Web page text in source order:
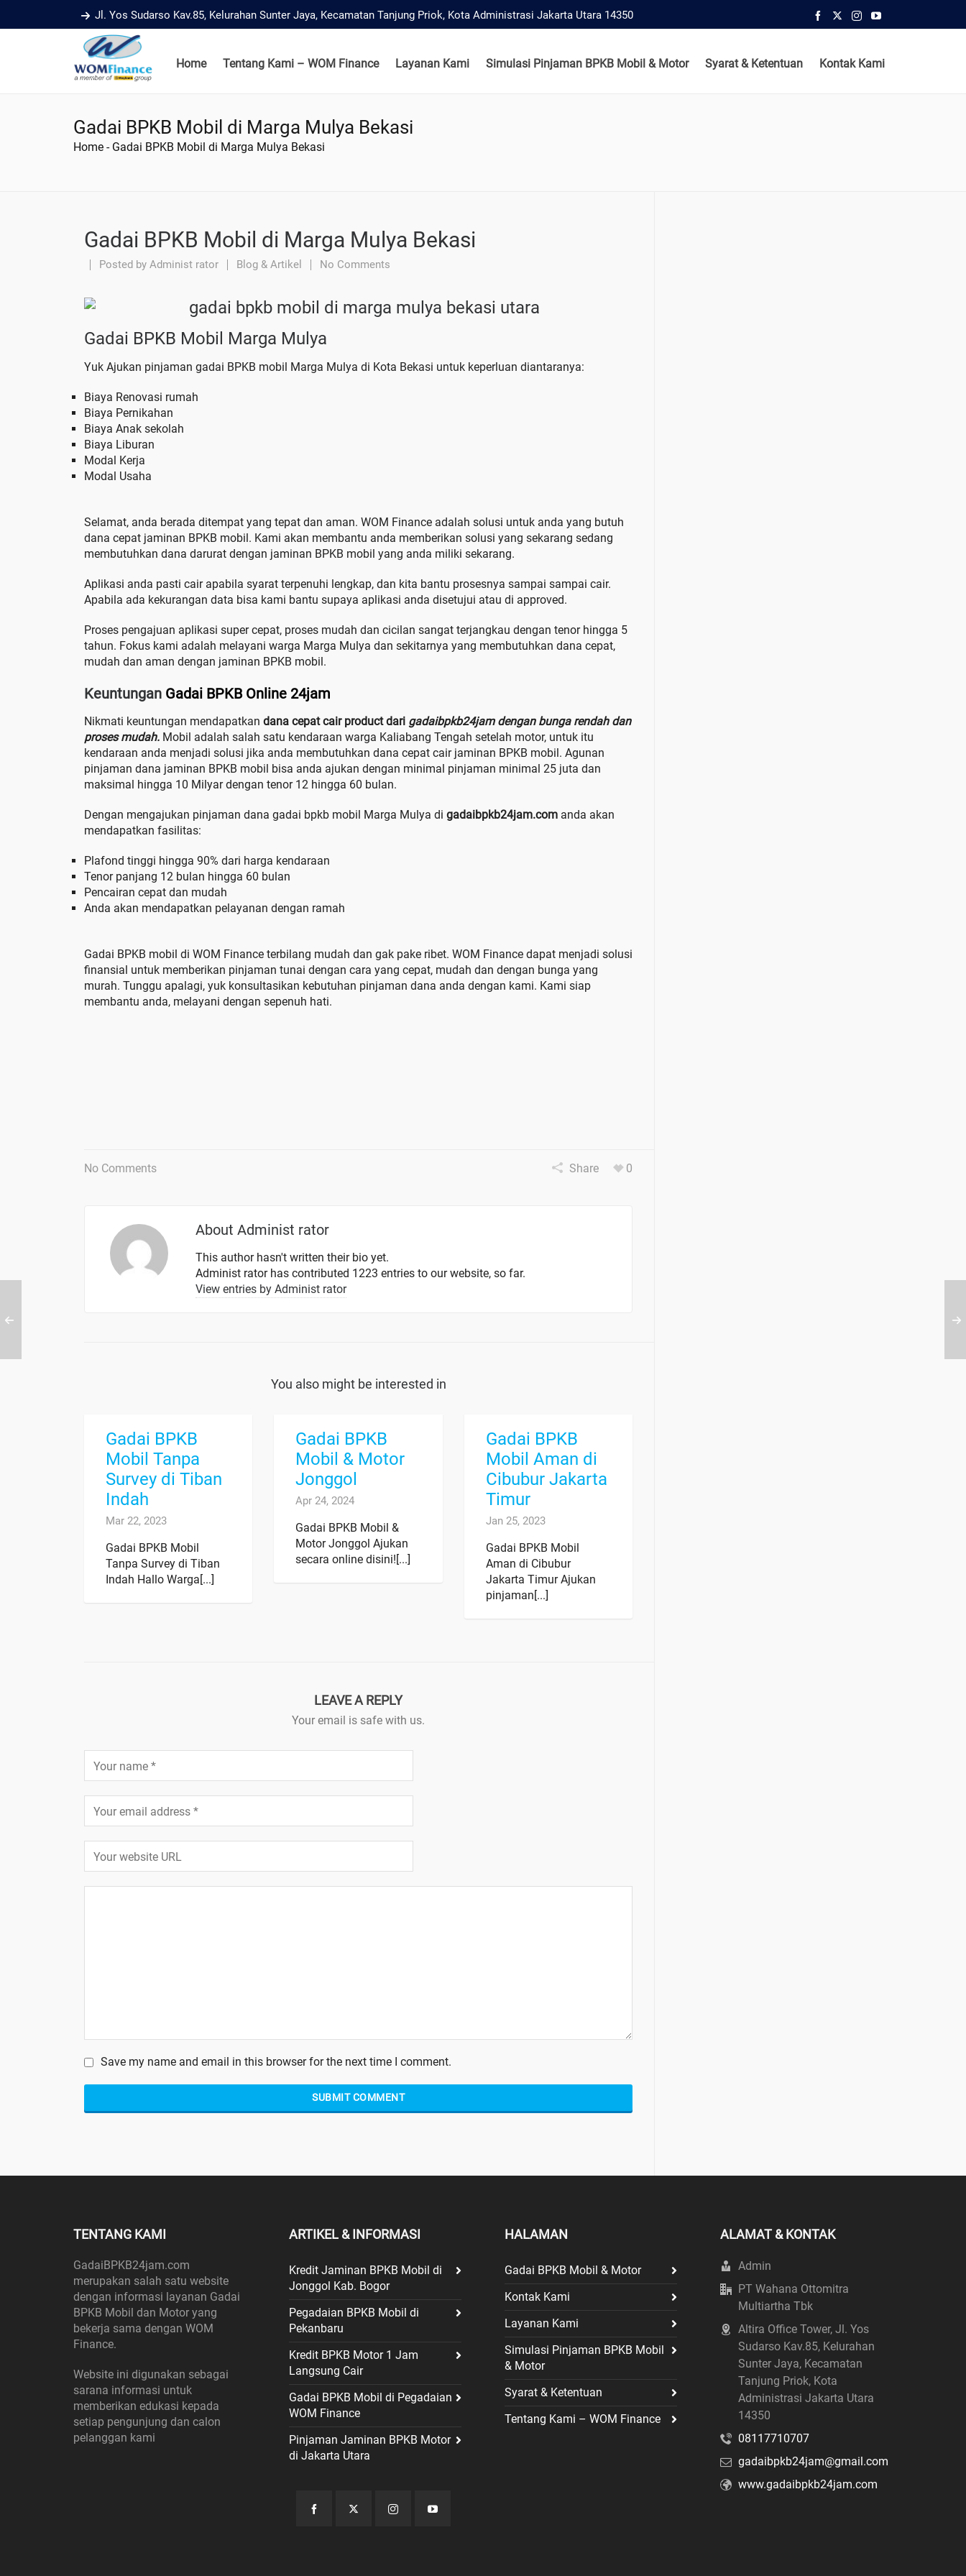
Jl. Yos Sudarso Kav.85, Kelurahan Sunter Jaya, Kecamatan Tanjung Priok, Kota Administrasi Jakarta Utara 14350
Home Tentang Kami – WOM Finance Layanan Kami Simulasi Pinjaman BPKB Mobil & Motor Syarat & Ketentuan Kontak Kami
Gadai BPKB Mobil di Marga Mulya Bekasi
Home - Gadai BPKB Mobil di Marga Mulya Bekasi
Gadai BPKB Mobil di Marga Mulya Bekasi
Posted by Administ rator Blog & Artikel No Comments
Gadai BPKB Mobil Marga Mulya
Yuk Ajukan pinjaman gadai BPKB mobil Marga Mulya di Kota Bekasi untuk keperluan diantaranya:
Biaya Renovasi rumah
Biaya Pernikahan
Biaya Anak sekolah
Biaya Liburan
Modal Kerja
Modal Usaha
Selamat, anda berada ditempat yang tepat dan aman. WOM Finance adalah solusi untuk anda yang butuh
dana cepat jaminan BPKB mobil. Kami akan membantu anda memberikan solusi yang sekarang sedang
membutuhkan dana darurat dengan jaminan BPKB mobil yang anda miliki sekarang.
Aplikasi anda pasti cair apabila syarat terpenuhi lengkap, dan kita bantu prosesnya sampai sampai cair.
Apabila ada kekurangan data bisa kami bantu supaya aplikasi anda disetujui atau di approved.
Proses pengajuan aplikasi super cepat, proses mudah dan cicilan sangat terjangkau dengan tenor hingga 5
tahun. Fokus kami adalah melayani warga Marga Mulya dan sekitarnya yang membutuhkan dana cepat,
mudah dan aman dengan jaminan BPKB mobil.
Keuntungan Gadai BPKB Online 24jam
Nikmati keuntungan mendapatkan dana cepat cair product dari gadaibpkb24jam dengan bunga rendah dan
proses mudah. Mobil adalah salah satu kendaraan warga Kaliabang Tengah setelah motor, untuk itu
kendaraan anda menjadi solusi jika anda membutuhkan dana cepat cair jaminan BPKB mobil. Agunan
pinjaman dana jaminan BPKB mobil bisa anda ajukan dengan minimal pinjaman minimal 25 juta dan
maksimal hingga 10 Milyar dengan tenor 12 hingga 60 bulan.
Dengan mengajukan pinjaman dana gadai bpkb mobil Marga Mulya di gadaibpkb24jam.com anda akan
mendapatkan fasilitas:
Plafond tinggi hingga 90% dari harga kendaraan
Tenor panjang 12 bulan hingga 60 bulan
Pencairan cepat dan mudah
Anda akan mendapatkan pelayanan dengan ramah
Gadai BPKB mobil di WOM Finance terbilang mudah dan gak pake ribet. WOM Finance dapat menjadi solusi
finansial untuk memberikan pinjaman tunai dengan cara yang cepat, mudah dan dengan bunga yang
murah. Tunggu apalagi, yuk konsultasikan kebutuhan pinjaman dana anda dengan kami. Kami siap
membantu anda, melayani dengan sepenuh hati.
No Comments Share 0
About Administ rator
This author hasn't written their bio yet.
Administ ratorhas contributed 1223 entries to our website, so far.
View entries by Administ rator
You also might be interested in
Gadai BPKB
Mobil Tanpa
Survey di Tiban
Indah
Mar 22, 2023
Gadai BPKB Mobil
Tanpa Survey di Tiban
Indah Hallo Warga[...]
Gadai BPKB
Mobil & Motor
Jonggol
Apr 24, 2024
Gadai BPKB Mobil &
Motor Jonggol Ajukan
secara online disini![...]
Gadai BPKB
Mobil Aman di
Cibubur Jakarta
Timur
Jan 25, 2023
Gadai BPKB Mobil
Aman di Cibubur
Jakarta Timur Ajukan
pinjaman[...]
LEAVE A REPLY
Your email is safe with us.
Save my name and email in this browser for the next time I comment.
TENTANG KAMI
GadaiBPKB24jam.com
merupakan salah satu website
dengan informasi layanan Gadai
BPKB Mobil dan Motor yang
bekerja sama dengan WOM
Finance.
Website ini digunakan sebagai
sarana informasi untuk
memberikan edukasi kepada
setiap pengunjung dan calon
pelanggan kami
ARTIKEL & INFORMASI
Kredit Jaminan BPKB Mobil di
Jonggol Kab. Bogor
Pegadaian BPKB Mobil di
Pekanbaru
Kredit BPKB Motor 1 Jam
Langsung Cair
Gadai BPKB Mobil di Pegadaian
WOM Finance
Pinjaman Jaminan BPKB Motor
di Jakarta Utara
HALAMAN
Gadai BPKB Mobil & Motor
Kontak Kami
Layanan Kami
Simulasi Pinjaman BPKB Mobil
& Motor
Syarat & Ketentuan
Tentang Kami – WOM Finance
ALAMAT & KONTAK
Admin
PT Wahana Ottomitra
Multiartha Tbk
Altira Office Tower, Jl. Yos
Sudarso Kav.85, Kelurahan
Sunter Jaya, Kecamatan
Tanjung Priok, Kota
Administrasi Jakarta Utara
14350
08117710707
gadaibpkb24jam@gmail.com
www.gadaibpkb24jam.com